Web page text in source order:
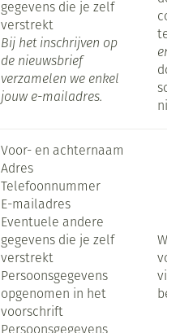
gegevens die je zelf
verstrekt
Bij het inschrijven op
de nieuwsbrief
verzamelen we enkel
jouw e-mailadres.
te
en/
Voor- en achternaam
Adres
Telefoonnummer
E-mailadres
Eventuele andere
gegevens die je zelf
verstrekt
Persoonsgegevens
opgenomen in het
voorschrift
Persoonsgegevens
via